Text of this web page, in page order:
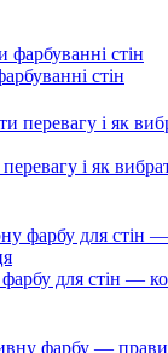
стін
і як
для стін —